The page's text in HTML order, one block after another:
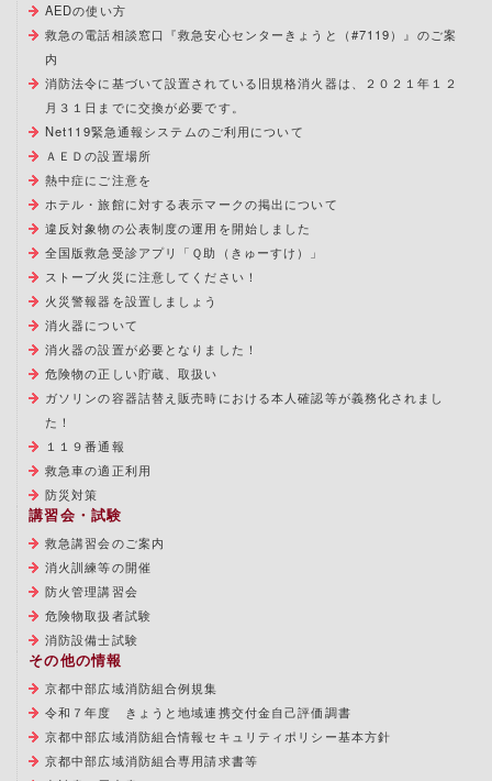
AEDの使い方
救急の電話相談窓口『救急安心センターきょうと（#7119）』のご案
内
消防法令に基づいて設置されている旧規格消火器は、２０２１年１２
月３１日までに交換が必要です。
Net119緊急通報システムのご利用について
ＡＥＤの設置場所
熱中症にご注意を
ホテル・旅館に対する表示マークの掲出について
違反対象物の公表制度の運用を開始しました
全国版救急受診アプリ「Ｑ助（きゅーすけ）」
ストーブ火災に注意してください！
火災警報器を設置しましょう
消火器について
消火器の設置が必要となりました！
危険物の正しい貯蔵、取扱い
ガソリンの容器詰替え販売時における本人確認等が義務化されまし
た！
１１９番通報
救急車の適正利用
防災対策
講習会・試験
救急講習会のご案内
消火訓練等の開催
防火管理講習会
危険物取扱者試験
消防設備士試験
その他の情報
京都中部広域消防組合例規集
令和７年度 きょうと地域連携交付金自己評価調書
京都中部広域消防組合情報セキュリティポリシー基本方針
京都中部広域消防組合専用請求書等